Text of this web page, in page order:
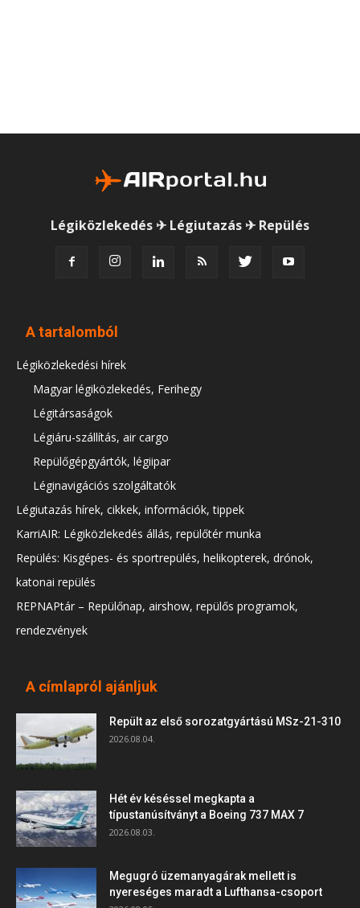
Légiközlekedés ✈ Légiutazás ✈ Repülés
A tartalomból
Légiközlekedési hírek
Magyar légiközlekedés, Ferihegy
Légitársaságok
Légiáru-szállítás, air cargo
Repülőgépgyártók, légiipar
Léginavigációs szolgáltatók
Légiutazás hírek, cikkek, információk, tippek
KarriAIR: Légiközlekedés állás, repülőtér munka
Repülés: Kisgépes- és sportrepülés, helikopterek, drónok,
katonai repülés
REPNAPtár – Repülőnap, airshow, repülős programok,
rendezvények
A címlapról ajánljuk
Repült az első sorozatgyártású MSz-21-310
2026.08.04.
Hét év késéssel megkapta a
típustanúsítványt a Boeing 737 MAX 7
2026.08.03.
Megugró üzemanyagárak mellett is
nyereséges maradt a Lufthansa-csoport